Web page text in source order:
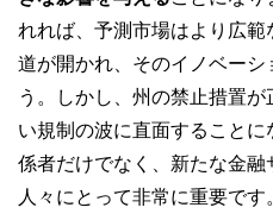
れれば、予測市場はより広
道が開かれ、そのイノベーシ
う。しかし、州の禁止措置
い規制の波に直面すること
係者だけでなく、新たな金
人々にとって非常に重要です